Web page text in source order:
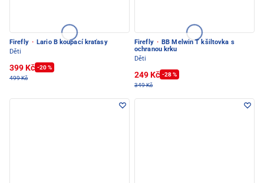
Firefly · Lario B koupací kraťasy
Děti
399 Kč -20 %
499 Kč
Firefly · BB Melwin T kšiltovka s
ochranou krku
Děti
249 Kč -28 %
349 Kč